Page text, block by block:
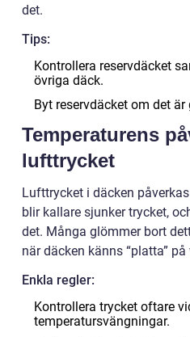
det.
Tips:
Kontrollera reservdäcket
övriga däck.
Byt reservdäcket om det
Temperaturens
lufttrycket
Lufttrycket i däcken
blir kallare sjunker trycket,
det. Många glömmer bort
när däcken känns “platta” på
Enkla regler:
Kontrollera trycket oftare
temperatursvängningar.